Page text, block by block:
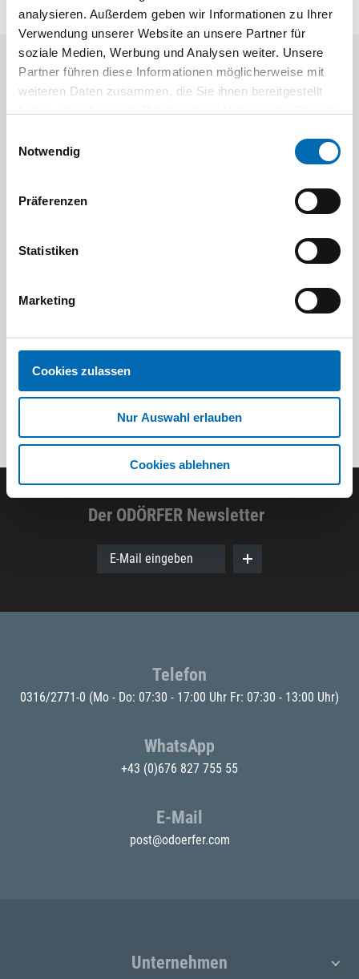
analysieren. Außerdem geben wir Informationen zu Ihrer
Verwendung unserer Website an unsere Partner für
soziale Medien, Werbung und Analysen weiter. Unsere
Partner führen diese Informationen möglicherweise mit
weiteren Daten zusammen, die Sie ihnen bereitgestellt
Notwendig
Präferenzen
Statistiken
Marketing
Cookies zulassen
Nur Auswahl erlauben
Cookies ablehnen
Aktuelle Angebote
SELFCLEAN Filtersack SC FIS-CT Bit-
Artikel-Nr.
Der ODÖRFER Newsletter
E-Mail eingeben
Telefon
0316/2771-0 (Mo - Do: 07:30 - 17:00 Uhr Fr: 07:30 - 13:00 Uhr)
WhatsApp
+43 (0)676 827 755 55
E-Mail
post@odoerfer.com
Unternehmen